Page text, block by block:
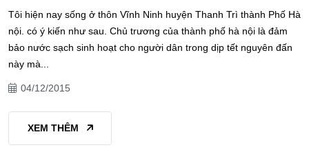
Tôi hiện nay sống ở thôn Vĩnh Ninh huyện Thanh Trì thành Phố Hà
nội. có ý kiến như sau. Chủ trương của thành phố hà nội là đảm
bảo nước sạch sinh hoạt cho người dân trong dịp tết nguyên đấn
này mà...
04/12/2015
XEM THÊM